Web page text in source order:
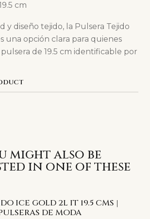
cm
y diseño tejido, la Pulsera Tejido
una opción clara para quienes
de 19.5 cm identificable por
might also be
in one of these
ICE GOLD 2L IT 19.5 CMS |
DE MODA